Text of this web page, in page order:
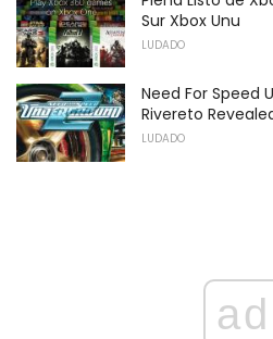
Sur Xbox Unu
LUDADO
Need For Speed
Rivereto
LUDADO
ad